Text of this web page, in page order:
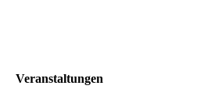
Veranstaltungen